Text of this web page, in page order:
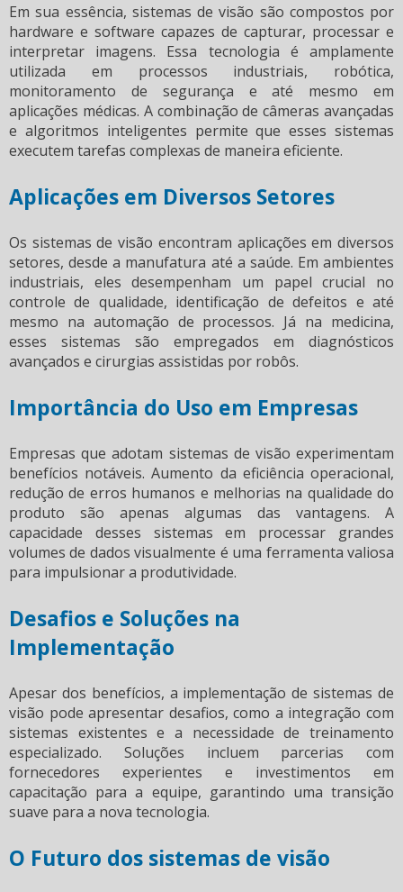
Em sua essência, sistemas de visão são compostos por
hardware e software capazes de capturar, processar e
interpretar imagens. Essa tecnologia é amplamente
utilizada em processos industriais, robótica,
monitoramento de segurança e até mesmo em
aplicações médicas. A combinação de câmeras avançadas
e algoritmos inteligentes permite que esses sistemas
executem tarefas complexas de maneira eficiente.
Aplicações em Diversos Setores
Os sistemas de visão encontram aplicações em diversos
setores, desde a manufatura até a saúde. Em ambientes
industriais, eles desempenham um papel crucial no
controle de qualidade, identificação de defeitos e até
mesmo na automação de processos. Já na medicina,
esses sistemas são empregados em diagnósticos
avançados e cirurgias assistidas por robôs.
Importância do Uso em Empresas
Empresas que adotam sistemas de visão experimentam
benefícios notáveis. Aumento da eficiência operacional,
redução de erros humanos e melhorias na qualidade do
produto são apenas algumas das vantagens. A
capacidade desses sistemas em processar grandes
volumes de dados visualmente é uma ferramenta valiosa
para impulsionar a produtividade.
Desafios e Soluções na
Implementação
Apesar dos benefícios, a implementação desistemas de
visão pode apresentar desafios, como a integração com
sistemas existentes e a necessidade de treinamento
especializado. Soluções incluem parcerias com
fornecedores experientes e investimentos em
capacitação para a equipe, garantindo uma transição
suave para a nova tecnologia.
O Futuro dos sistemas de visão